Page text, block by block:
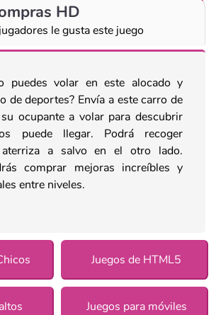
HD
le gusta este juego
puedes volar en este alocado y
de deportes? Envía a este carro de
ocupante a volar para descubrir
puede llegar. Podrá recoger
a salvo en el otro lado.
comprar mejoras increíbles y
entre niveles.
Juegos de HTML5
Juegos para móviles